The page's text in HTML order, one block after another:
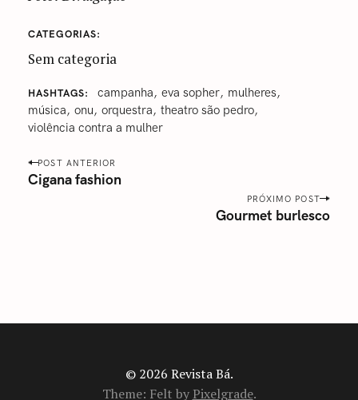
CATEGORIAS
Sem categoria
HASHTAGS ‎campanha ‎eva sopher
‎mulheres
‎música
‎onu ‎orquestra
‎theatro são pedro‬
‎violência contra a mulher‬
P
o
POST ANTERIOR
Cigana fashion
PRÓXIMO POST
Gourmet burlesco
© 2026 Revista Bá.
Theme: Felt by Pixelgrade.